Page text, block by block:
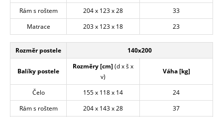
Rám s roštem
204 x 123 x 28
33
Matrace
203 x 123 x 18 23
Rozměr postele 140x200
Balíky postele
Rozměry [cm](d x š x
v)
Váha [kg]
Čelo 155 x 118 x 14
24
Rám s roštem
204 x 143 x 28
37